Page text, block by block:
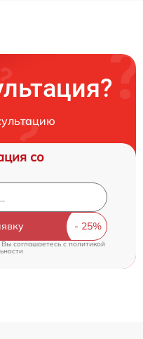
со
соглашаетесь c политикой